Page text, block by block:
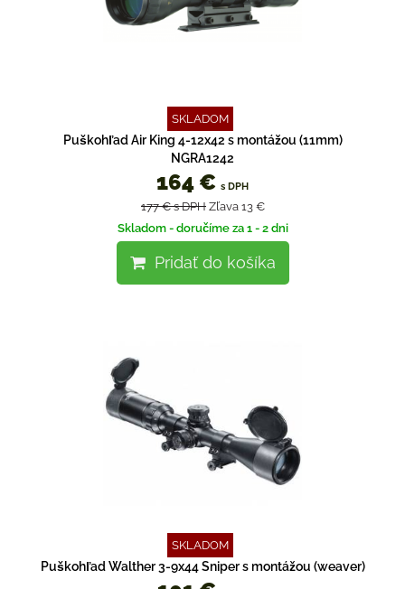
SKLADOM
Puškohľad Air King 4-12x42 s montážou (11mm)
NGRA1242
164 € s DPH
177 €s DPH Zľava 13 €
Skladom - doručíme za 1 - 2 dni
Pridať do košíka
SKLADOM
Puškohľad Walther 3-9x44 Sniper s montážou (weaver)